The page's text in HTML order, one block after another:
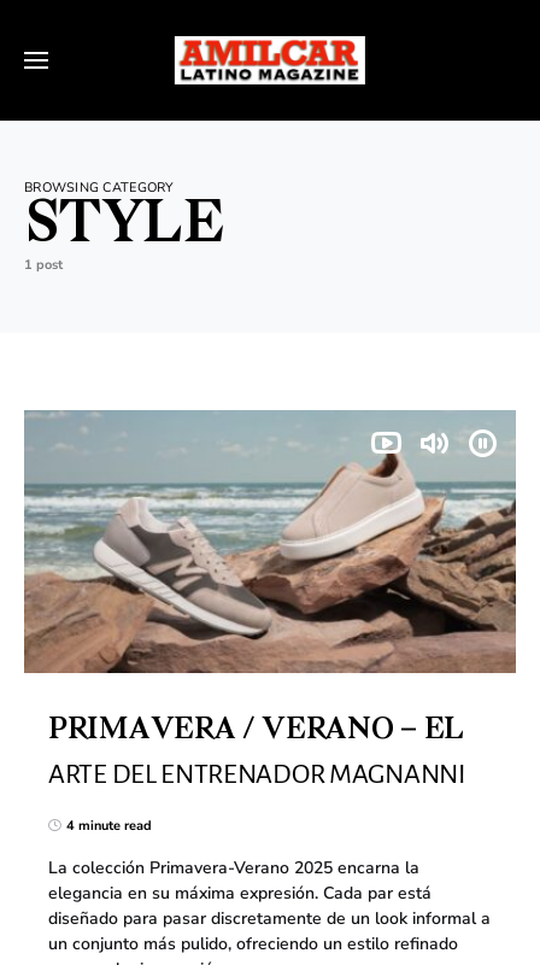
BROWSING CATEGORY
STYLE
1 post
PRIMAVERA / VERANO – EL
ARTE DEL ENTRENADOR MAGNANNI
4 minute read
La colección Primavera-Verano 2025 encarna la
elegancia en su máxima expresión. Cada par está
diseñado para pasar discretamente de un look informal a
un conjunto más pulido, ofreciendo un estilo refinado